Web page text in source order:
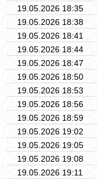
19.05.2026 18:35
19.05.2026 18:38
19.05.2026 18:41
19.05.2026 18:44
19.05.2026 18:47
19.05.2026 18:50
19.05.2026 18:53
19.05.2026 18:56
19.05.2026 18:59
19.05.2026 19:02
19.05.2026 19:05
19.05.2026 19:08
19.05.2026 19:11